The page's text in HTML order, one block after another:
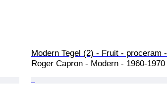
Modern Tegel (2) - Fruit - proceram -
Roger Capron - Modern - 1960-1970